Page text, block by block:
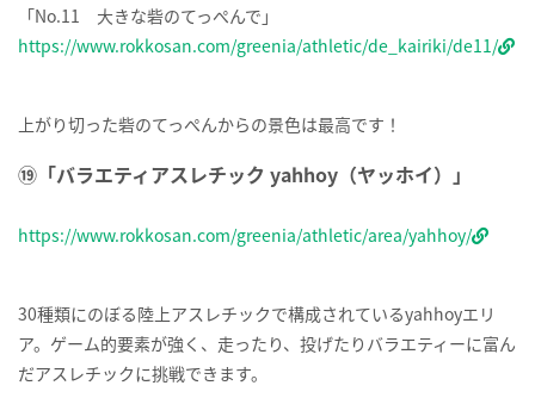
「No.11 大きな砦のてっぺんで」
https://www.rokkosan.com/greenia/athletic/de_kairiki/de11/
上がり切った砦のてっぺんからの景色は最高です！
⑲「バラエティアスレチック yahhoy（ヤッホイ）」
https://www.rokkosan.com/greenia/athletic/area/yahhoy/
30種類にのぼる陸上アスレチックで構成されているyahhoyエリ
ア。ゲーム的要素が強く、走ったり、投げたりバラエティーに富ん
だアスレチックに挑戦できます。